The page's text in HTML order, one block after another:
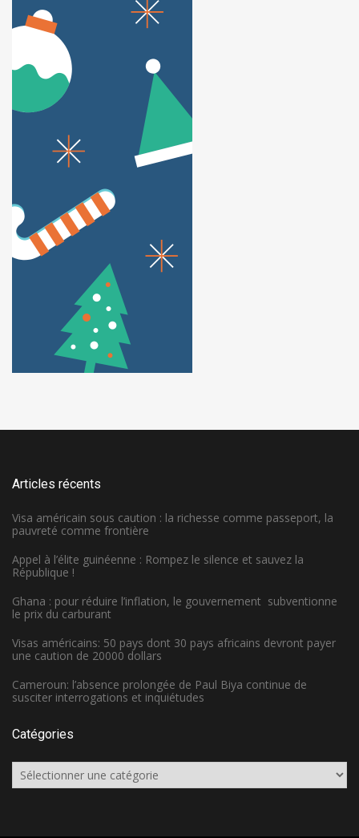
Articles récents
Visa américain sous caution : la richesse comme passeport, la
pauvreté comme frontière
Appel à l’élite guinéenne : Rompez le silence et sauvez la
République !
Ghana : pour réduire l’inflation, le gouvernement subventionne
le prix du carburant
Visas américains: 50 pays dont 30 pays africains devront payer
une caution de 20000 dollars
Cameroun: l’absence prolongée de Paul Biya continue de
susciter interrogations et inquiétudes
Catégories
Catégories